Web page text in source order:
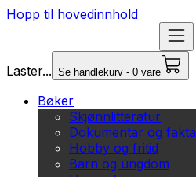
Hopp til hovedinnhold
Laster... Se handlekurv - 0 vare
Bøker
Skjønnlitteratur
Dokumentar og fakta
Hobby og fritid
Barn og ungdom